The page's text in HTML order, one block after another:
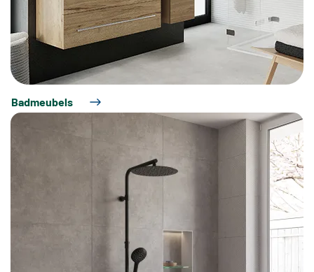
Badmeubels